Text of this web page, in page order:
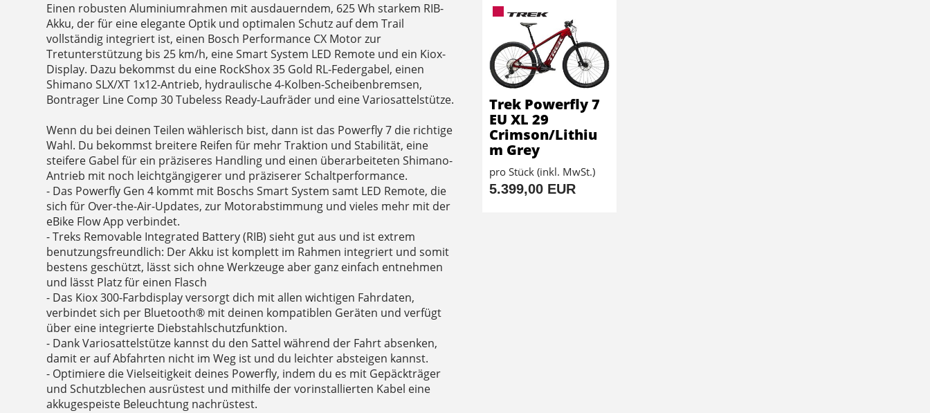
Einen robusten Aluminiumrahmen mit ausdauerndem, 625 Wh starkem RIB-
Akku, der für eine elegante Optik und optimalen Schutz auf dem Trail
vollständig integriert ist, einen Bosch Performance CX Motor zur
Tretunterstützung bis 25 km/h, eine Smart System LED Remote und ein Kiox-
Display. Dazu bekommst du eine RockShox 35 Gold RL-Federgabel, einen
Shimano SLX/XT 1x12-Antrieb, hydraulische 4-Kolben-Scheibenbremsen,
Bontrager Line Comp 30 Tubeless Ready-Laufräder und eine Variosattelstütze.
Wenn du bei deinen Teilen wählerisch bist, dann ist das Powerfly 7 die richtige
Wahl. Du bekommst breitere Reifen für mehr Traktion und Stabilität, eine
steifere Gabel für ein präziseres Handling und einen überarbeiteten Shimano-
Antrieb mit noch leichtgängigerer und präziserer Schaltperformance.
- Das Powerfly Gen 4 kommt mit Boschs Smart System samt LED Remote, die
sich für Over-the-Air-Updates, zur Motorabstimmung und vieles mehr mit der
eBike Flow App verbindet.
- Treks Removable Integrated Battery (RIB) sieht gut aus und ist extrem
benutzungsfreundlich: Der Akku ist komplett im Rahmen integriert und somit
bestens geschützt, lässt sich ohne Werkzeuge aber ganz einfach entnehmen
und lässt Platz für einen Flasch
- Das Kiox 300-Farbdisplay versorgt dich mit allen wichtigen Fahrdaten,
verbindet sich per Bluetooth® mit deinen kompatiblen Geräten und verfügt
über eine integrierte Diebstahlschutzfunktion.
- Dank Variosattelstütze kannst du den Sattel während der Fahrt absenken,
damit er auf Abfahrten nicht im Weg ist und du leichter absteigen kannst.
- Optimiere die Vielseitigkeit deines Powerfly, indem du es mit Gepäckträger
und Schutzblechen ausrüstest und mithilfe der vorinstallierten Kabel eine
akkugespeiste Beleuchtung nachrüstest.
Trek Powerfly 7
EU XL 29
Crimson/Lithiu
m Grey
pro Stück (inkl. MwSt.)
5.399,00 EUR